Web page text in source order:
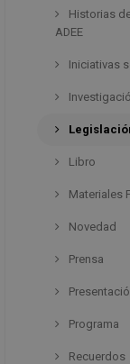
Historias
ADEE
Iniciativas
Libro
Materiales
Novedad
Prensa
Programa
Recuerdos